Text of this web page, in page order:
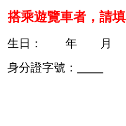
搭乘遊覽車者，請
生日： 年 月
身分證字號：